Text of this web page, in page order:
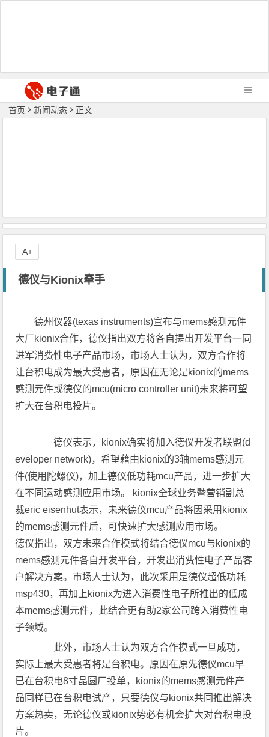
首页 新闻动态 正文
德仪与Kionix牵手
德州仪器(texas instruments)宣布与mems感测元件
大厂kionix合作，德仪指出双方将各自提出开发平台一同
进军消费性电子产品市场，市场人士认为，双方合作将
让台积电成为最大受惠者，原因在无论是kionix的mems
感测元件或德仪的mcu(micro controller unit)未来将可望
扩大在台积电投片。
德仪表示，kionix确实将加入德仪开发者联盟(d
eveloper network)，希望藉由kionix的3轴mems感测元
件(使用陀螺仪)，加上德仪低功耗mcu产品，进一步扩大
在不同运动感测应用市场。 kionix全球业务暨营销副总
裁eric eisenhut表示，未来德仪mcu产品将因采用kionix
的mems感测元件后，可快速扩大感测应用市场。
德仪指出，双方未来合作模式将结合德仪mcu与kionix的
mems感测元件各自开发平台，开发出消费性电子产品客
户解决方案。市场人士认为，此次采用是德仪超低功耗
msp430，再加上kionix为进入消费性电子所推出的低成
本mems感测元件，此结合更有助2家公司跨入消费性电
子领域。
此外，市场人士认为双方合作模式一旦成功，
实际上最大受惠者将是台积电。原因在原先德仪mcu早
已在台积电8寸晶圆厂投单，kionix的mems感测元件产
品同样已在台积电试产，只要德仪与kionix共同推出解决
方案热卖，无论德仪或kionix势必有机会扩大对台积电投
片。
A+